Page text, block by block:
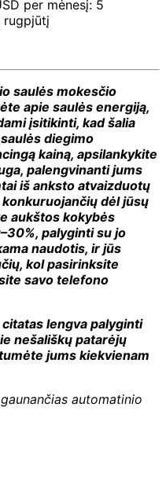
per mėnesį: 5
rugpjūtį
saulės mokesčio
apie saulės energiją,
įsitikinti, kad šalia
diegimo
kainą, apsilankykite
palengvinanti jums
iš anksto atvaizduotų
dėl jūsų
aukštos kokybės
palyginti su jo
naudotis, ir jūs
kol pasirinksite
savo telefono
lengva palyginti
nešališkų patarėjų
jums kiekvienam
automatinio